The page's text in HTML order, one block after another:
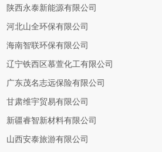
陕西永泰新能源有限公司
河北山全环保有限公司
海南智联环保有限公司
辽宁铁西区慕萱化工有限公司
广东茂名志远保险有限公司
甘肃维宇贸易有限公司
新疆睿智新材料有限公司
山西安泰旅游有限公司